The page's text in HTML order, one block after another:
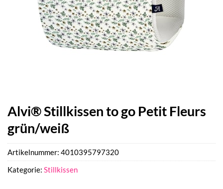
Alvi® Stillkissen to go Petit Fleurs
grün/weiß
Artikelnummer: 4010395797320
Kategorie: Stillkissen